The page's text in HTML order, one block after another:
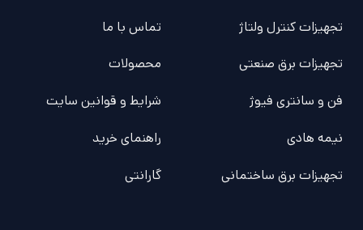
تجهیزات کنترل ولتاژ
تجهیزات برق صنعتی
فن و سانتری فیوژ
نیمه هادی
تجهیزات برق ساختمانی
تماس با ما
محصولات
شرایط و قوانین سایت
راهنمای خرید
گارانتی